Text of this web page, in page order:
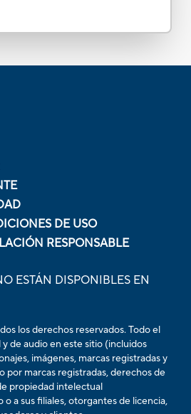
DE USO
RESPONSABLE
ESTÁN DISPONIBLES EN
los derechos reservados. Todo el
de audio en este sitio (incluidos
imágenes, marcas registradas y
por marcas registradas, derechos de
propiedad intelectual
a sus filiales, otorgantes de licencia,